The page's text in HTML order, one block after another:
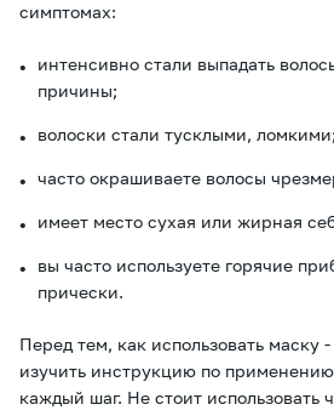
симптомах:
интенсивно стали выпадать
причины;
волоски стали тусклыми, ломкими;
часто окрашиваете волосы
имеет место сухая или жирная
вы часто используете горячие
прически.
Перед тем, как использовать маску
изучить инструкцию по
каждый шаг. Не стоит использовать